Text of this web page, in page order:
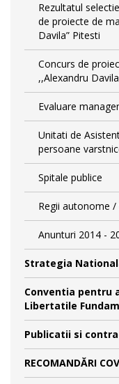
Rezultatul
de proiecte de
Davila” Pitesti
Concurs de
,,Alexandru
Evaluare
Unitati de
persoane
Spitale publice
Regii autonome
Anunturi 2014 -
Strategia
Conventia pentru
Libertatile
Publicatii si
RECOMANDĂRI